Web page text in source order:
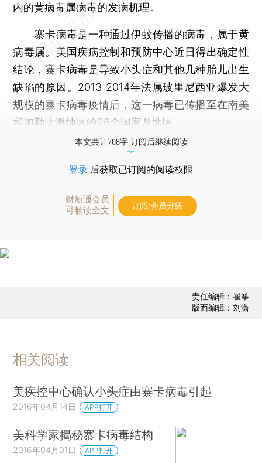
内的黄病毒属病毒的发病机理。
寨卡病毒是一种通过伊蚊传播的病毒，属于黄
病毒属。美国疾病控制和预防中心近日得出确定性
结论，寨卡病毒是导致小头症和其他几种胎儿出生
缺陷的原因。2013-2014年法属玻里尼西亚爆发大
规模的寨卡病毒疫情后，这一病毒已传播至在南美
和加勒比海地区的26个国家及地区。
本文共计708字 订阅后继续阅读
登录 后获取已订阅的阅读权限
财新通会员
可畅读全文
订阅/会员升级
责任编辑：崔筝
版面编辑：刘潇
相关阅读
美疾控中心确认小头症由寨卡病毒引起
2016年04月14日 APP打开
美科学家揭秘寨卡病毒结构
2016年04月01日 APP打开